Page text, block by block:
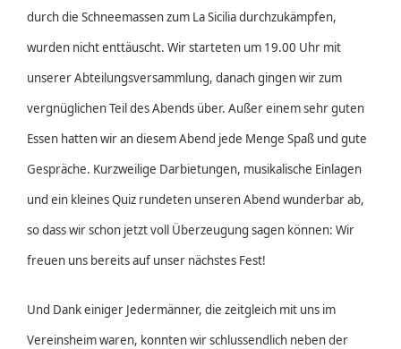
durch die Schneemassen zum La Sicilia durchzukämpfen,
wurden nicht enttäuscht. Wir starteten um 19.00 Uhr mit
unserer Abteilungsversammlung, danach gingen wir zum
vergnüglichen Teil des Abends über. Außer einem sehr guten
Essen hatten wir an diesem Abend jede Menge Spaß und gute
Gespräche. Kurzweilige Darbietungen, musikalische Einlagen
und ein kleines Quiz rundeten unseren Abend wunderbar ab,
so dass wir schon jetzt voll Überzeugung sagen können: Wir
freuen uns bereits auf unser nächstes Fest!
Und Dank einiger Jedermänner, die zeitgleich mit uns im
Vereinsheim waren, konnten wir schlussendlich neben der